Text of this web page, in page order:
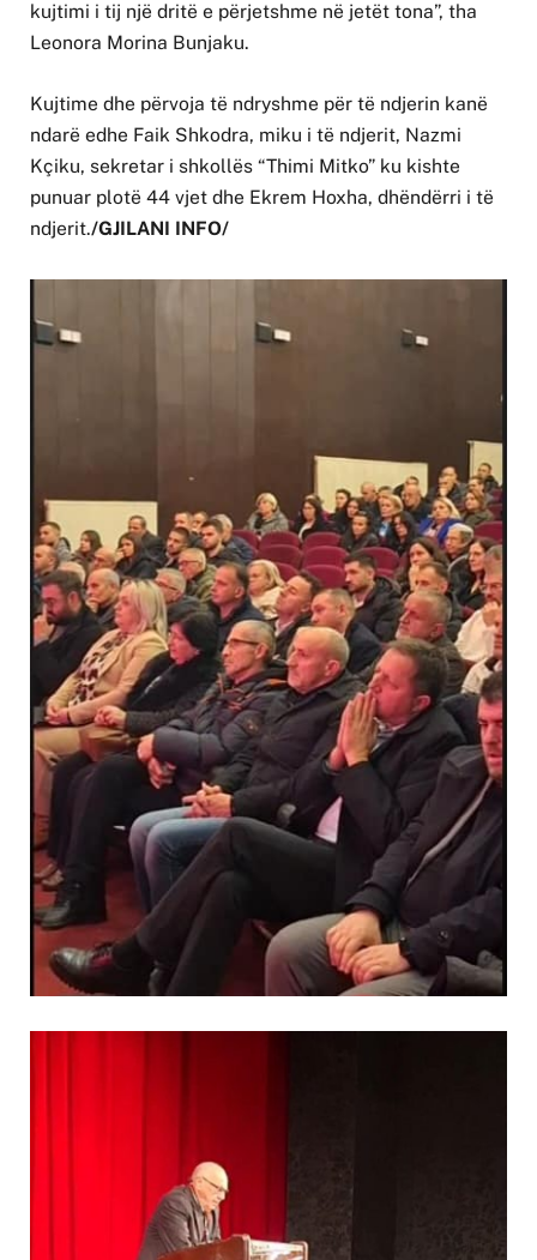
kujtimi i tij një dritë e përjetshme në jetët tona”, tha
Leonora Morina Bunjaku.
Kujtime dhe përvoja të ndryshme për të ndjerin kanë
ndarë edhe Faik Shkodra, miku i të ndjerit, Nazmi
Kçiku, sekretar i shkollës “Thimi Mitko” ku kishte
punuar plotë 44 vjet dhe Ekrem Hoxha, dhëndërri i të
ndjerit./GJILANI INFO/